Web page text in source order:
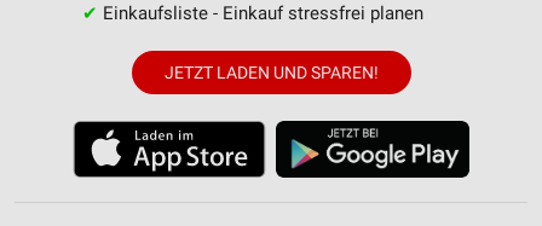
✔ Einkaufsliste - Einkauf stressfrei planen
JETZT LADEN UND SPAREN!